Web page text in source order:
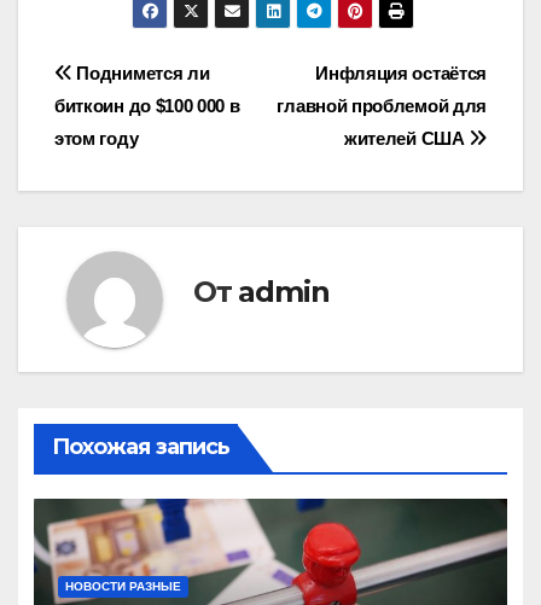
Навигация
по
записям
Инфляция остаётся
главной проблемой для
жителей США
Поднимется ли
биткоин до $100 000 в
этом году
От admin
Похожая запись
НОВОСТИ РАЗНЫЕ